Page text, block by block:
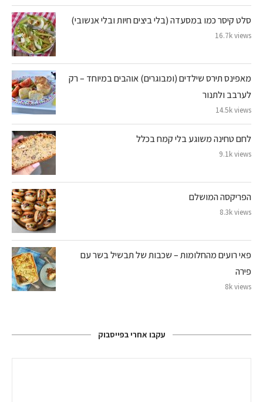
סלט קיסר כמו במסעדה (בלי ביצים חיות ובלי אנשובי)
16.7k views
מאפינס תירס שילדים (ומבוגרים) אוהבים במיוחד – רק
לערבב ולתנור
14.5k views
לחם טחינה משוגע בלי קמח בכלל
9.1k views
הפריקסה המושלם
8.3k views
פאי רועים מהחלומות – שכבות של תבשיל בשר עם
פירה
8k views
עקבו אחרי בפייסבוק